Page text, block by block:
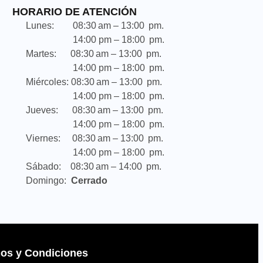
HORARIO DE ATENCIÓN
Lunes: 08:30 am – 13:00 pm.
14:00 pm – 18:00 pm.
Martes: 08:30 am – 13:00 pm.
14:00 pm – 18:00 pm.
Miércoles: 08:30 am – 13:00 pm.
14:00 pm – 18:00 pm.
Jueves: 08:30 am – 13:00 pm.
14:00 pm – 18:00 pm.
Viernes: 08:30 am – 13:00 pm.
14:00 pm – 18:00 pm.
Sábado: 08:30 am – 14:00 pm.
Domingo: Cerrado
y Condiciones